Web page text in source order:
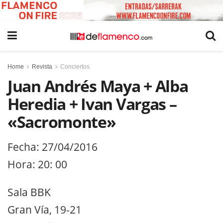
Home Revista Conciertos
Juan Andrés Maya + Alba
Heredia + Ivan Vargas –
«Sacromonte»
Fecha: 27/04/2016
Hora: 20: 00
Sala BBK
Gran Vía, 19-21